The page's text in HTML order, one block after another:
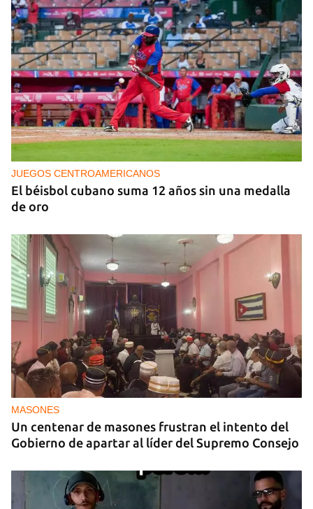
IA
China lanza una organización internacional de
gobernanza de la IA con 29 países, entre ellos
Cuba
JUEGOS CENTROAMERICANOS
El béisbol cubano suma 12 años sin una medalla
de oro
MASONES
Un centenar de masones frustran el intento del
Gobierno de apartar al líder del Supremo Consejo